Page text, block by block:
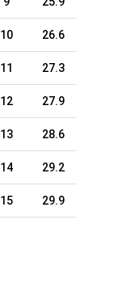
10 26.6
11 27.3
12 27.9
13 28.6
14 29.2
15 29.9